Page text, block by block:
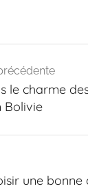
le charme
Bolivie
une